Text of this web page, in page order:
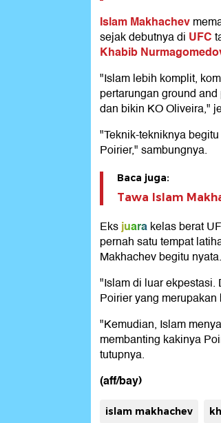
Islam Makhachev
sejak debutnya di UFC
Khabib
"Islam lebih komplit,
pertarungan ground
dan bikin KO Oliveira,"
"Teknik-tekniknya
Poirier," sambungnya.
Baca juga:
Tawa Islam
Eksjuarakelas berat
pernah satu tempat
Makhachev begitu nyata.
"Islam di luar
Poirier yang
"Kemudian, Islam
membanting kakinya
tutupnya.
(aff/bay)
islam makhachev